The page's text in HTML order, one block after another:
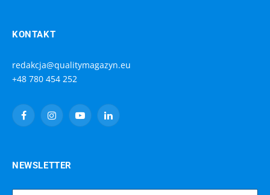
KONTAKT
redakcja@qualitymagazyn.eu
+48 780 454 252
FacebookInstagramYouTubeLinkedIn
NEWSLETTER